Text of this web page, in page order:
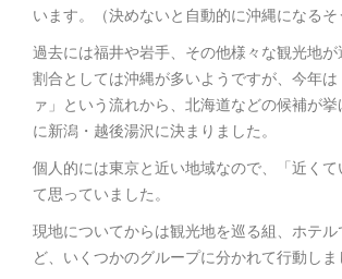
います。（決めないと自動的に沖縄になるそ
過去には福井や岩手、その他様々な観光地が
割合としては沖縄が多いようですが、今年
ァ」という流れから、北海道などの候補が
に新潟・越後湯沢に決まりました。
個人的には東京と近い地域なので、「近く
て思っていました。
現地についてからは観光地を巡る組、ホテ
ど、いくつかのグループに分かれて行動しま